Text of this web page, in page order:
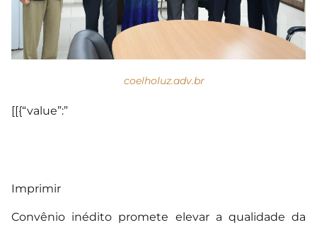
coelholuz.adv.br
[[{“value”:”
Imprimir
Convênio inédito promete elevar a qualidade da